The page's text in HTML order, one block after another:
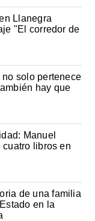
Llanegra
"El corredor de
solo pertenece
hay que
Manuel
libros en
de una familia
en la